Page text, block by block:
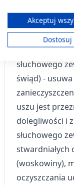
rozwojowi
łagodzi
słuchowego
świąd) -
uszu jest
dolegliwości i
słuchowego
stwardniałych
(woskowiny),
oczyszczania
ograniczonych danych
Dane mogą być
Twoja zgoda i polityka
Wyświetl listę
Cele przetwarzania
lub dostęp do
wyboru reklam
Tworzenie
Wykorzystanie
Akceptuj
Dostosuj